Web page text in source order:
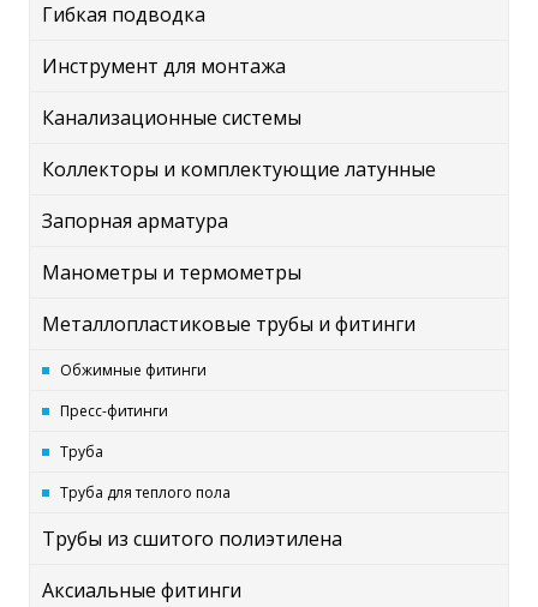
Гибкая подводка
Инструмент для монтажа
Канализационные системы
Коллекторы и комплектующие латунные
Запорная арматура
Манометры и термометры
Металлопластиковые трубы и фитинги
Обжимные фитинги
Пресс-фитинги
Труба
Труба для теплого пола
Трубы из сшитого полиэтилена
Аксиальные фитинги